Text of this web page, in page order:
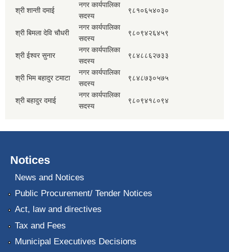
श्री शान्ती दमाई
नगर कार्यपालिका
सदस्य
९८१०६५४०३०
श्री बिमला देवि चौधरी
नगर कार्यपालिका
सदस्य
९८०९४२६४५९
श्री ईश्वर सुनार
नगर कार्यपालिका
सदस्य
९८४८८६२७३३
श्री भिम बहादुर टमाटा
नगर कार्यपालिका
सदस्य
९८४८७३०५७५
श्री बहादुर दमाई
नगर कार्यपालिका
सदस्य
९८०९४१८०९४
Notices
News and Notices
Public Procurement/ Tender Notices
Act, law and directives
Tax and Fees
Municipal Executives Decisions